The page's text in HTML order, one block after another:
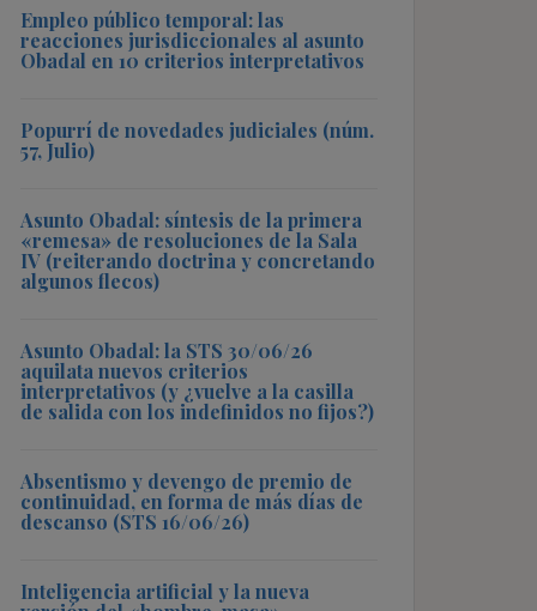
Empleo público temporal: las
reacciones jurisdiccionales al asunto
Obadal en 10 criterios interpretativos
Popurrí de novedades judiciales (núm.
57, Julio)
Asunto Obadal: síntesis de la primera
«remesa» de resoluciones de la Sala
IV (reiterando doctrina y concretando
algunos flecos)
Asunto Obadal: la STS 30/06/26
aquilata nuevos criterios
interpretativos (y ¿vuelve a la casilla
de salida con los indefinidos no fijos?)
Absentismo y devengo de premio de
continuidad, en forma de más días de
descanso (STS 16/06/26)
Inteligencia artificial y la nueva